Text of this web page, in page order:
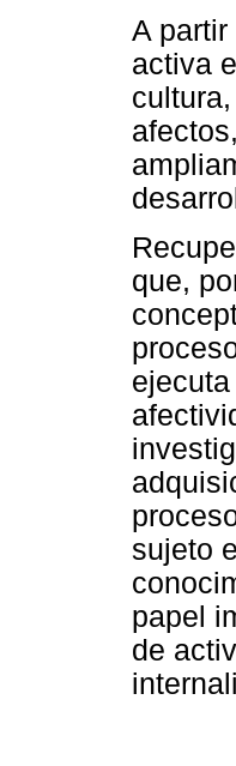
A
activa
que,
sujeto
papel
de